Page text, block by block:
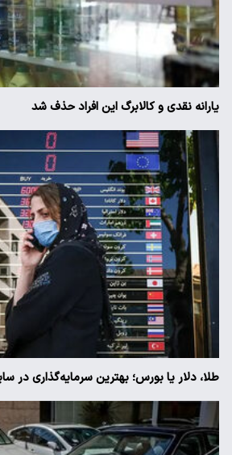
یارانه نقدی و کالابرگ این افراد حذف شد
طلا، دلار یا بورس؛ بهترین سرمایه‌گذاری در